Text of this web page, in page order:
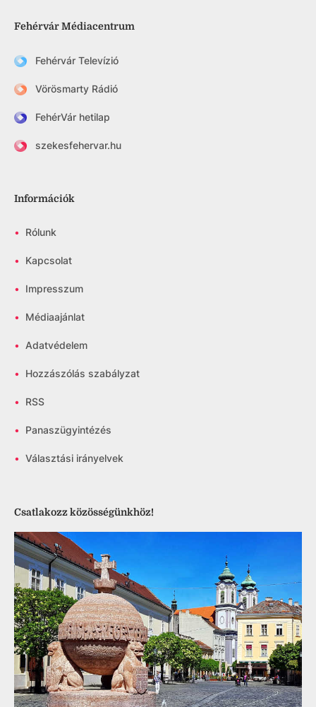
Fehérvár Médiacentrum
Fehérvár Televízió
Vörösmarty Rádió
FehérVár hetilap
szekesfehervar.hu
Információk
• Rólunk
• Kapcsolat
• Impresszum
• Médiaajánlat
• Adatvédelem
• Hozzászólás szabályzat
• RSS
• Panaszügyintézés
• Választási irányelvek
Csatlakozz közösségünkhöz!